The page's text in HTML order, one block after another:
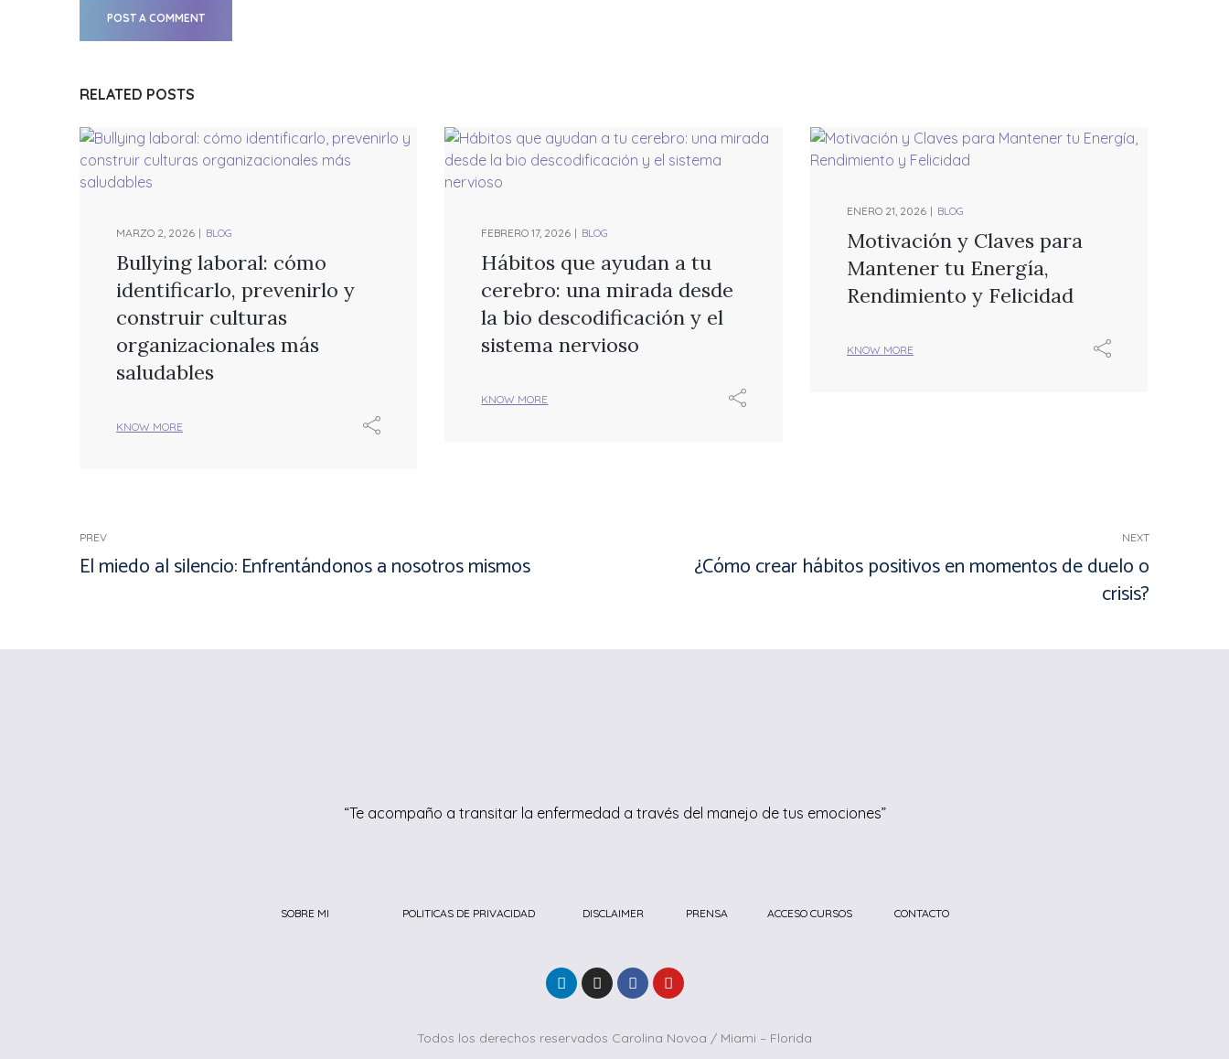
POST A COMMENT
RELATED POSTS
MARZO 2, 2026 BLOG
Bullying laboral: cómo
identificarlo, prevenirlo y
construir culturas
organizacionales más
saludables
KNOW MORE
FEBRERO 17, 2026 BLOG
Hábitos que ayudan a tu
cerebro: una mirada desde
la bio descodificación y el
sistema nervioso
KNOW MORE
ENERO 21, 2026 BLOG
Motivación y Claves para
Mantener tu Energía,
Rendimiento y Felicidad
KNOW MORE
PREV NEXT
“Te acompaño a transitar la enfermedad a través del manejo de tus emociones”
SOBRE MI POLITICAS DE PRIVACIDAD DISCLAIMER PRENSA ACCESO CURSOS CONTACTO
Todos los derechos reservados Carolina Novoa / Miami – Florida